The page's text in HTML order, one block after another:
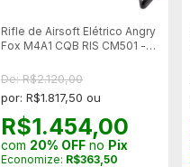
Rifle de Airsoft Elétrico Angry
Fox M4A1 CQB RIS CM501 -
De: R$2.120,00
por: R$1.817,50 ou
R$1.454,00
com 20% OFF no Pix
Economize: R$363,50